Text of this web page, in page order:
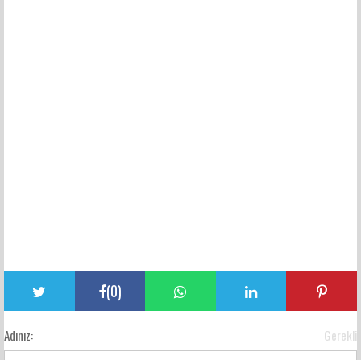
(0)
Adınız: Gerekli